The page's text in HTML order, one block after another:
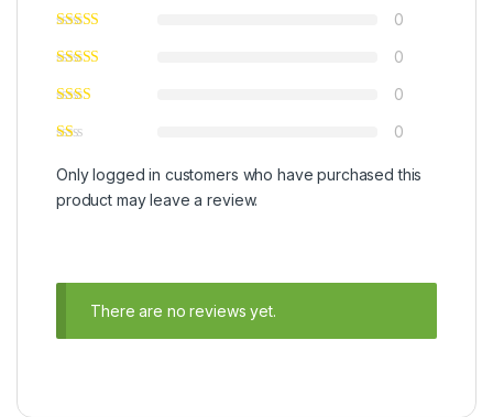
0
0
0
0
Only logged in customers who have purchased this
product may leave a review.
There are no reviews yet.